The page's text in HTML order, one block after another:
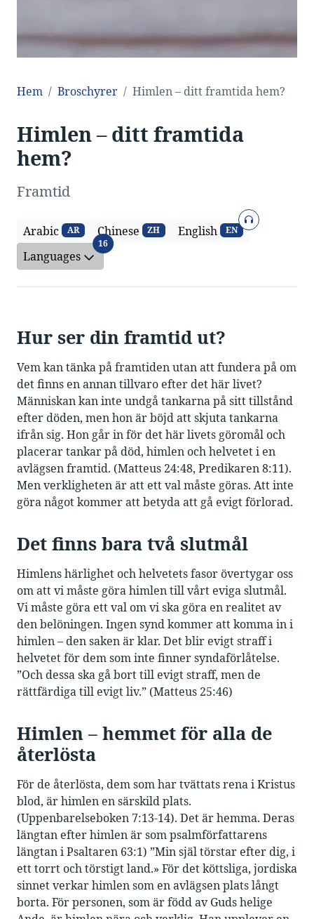
Hem Broschyrer Himlen – ditt framtida hem?
Himlen – ditt framtida
hem?
Framtid
Arabic AR Chinese ZH English EN
Ljud
Languages
16Languages
Hur ser din framtid ut?
Vem kan tänka på framtiden utan att fundera på om
det finns en annan tillvaro efter det här livet?
Människan kan inte undgå tankarna på sitt tillstånd
efter döden, men hon är böjd att skjuta tankarna
ifrån sig. Hon går in för det här livets göromål och
placerar tankar på död, himlen och helvetet i en
avlägsen framtid. (Matteus 24:48, Predikaren 8:11).
Men verkligheten är att ett val måste göras. Att inte
göra något kommer att betyda att gå evigt förlorad.
Det finns bara två slutmål
Himlens härlighet och helvetets fasor övertygar oss
om att vi måste göra himlen till vårt eviga slutmål.
Vi måste göra ett val om vi ska göra en realitet av
den belöningen. Ingen synd kommer att komma in i
himlen – den saken är klar. Det blir evigt straff i
helvetet för dem som inte finner syndaförlåtelse.
”Och dessa ska gå bort till evigt straff, men de
rättfärdiga till evigt liv.” (Matteus 25:46)
Himlen – hemmet för alla de
återlösta
För de återlösta, dem som har tvättats rena i Kristus
blod, är himlen en särskild plats.
(Uppenbarelseboken 7:13-14). Det är hemma. Deras
längtan efter himlen är som psalmförfattarens
längtan i Psaltaren 63:1) ”Min själ törstar efter dig, i
ett torrt och törstigt land.» För det köttsliga, jordiska
sinnet verkar himlen som en avlägsen plats långt
borta. För personen, som är född av Guds helige